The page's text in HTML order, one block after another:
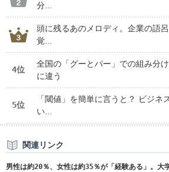
分...
頭に残るあのメロディ。企業の語
覚...
4位
全国の「グーとパー」での組み分
に違う
5位
「閾値」を簡単に言うと？ ビジネ
い...
関連リンク
男性は約20％、女性は約35％が「経験ある」。大